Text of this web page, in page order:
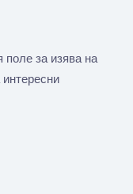
поле за изява на